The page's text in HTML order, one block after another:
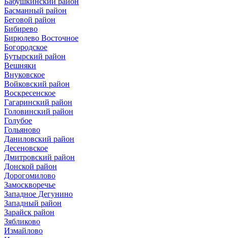
Басманный район
Беговой район
Бибирево
Бирюлево Восточное
Богородское
Бутырский район
Вешняки
Внуковское
Войковский район
Воскресенское
Гагаринский район
Головинский район
Голубое
Гольяново
Даниловский район
Десеновское
Дмитровский район
Донской район
Дорогомилово
Замоскворечье
Западное Дегунино
Западный район
Зарайск район
Зябликово
Измайлово